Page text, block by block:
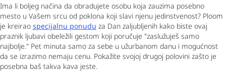
Ima li boljeg načina da obradujete osobu koja zauzima posebno
mesto u Vašem srcu od poklona koji slavi njenu jedinstvenost? Ploom
je kreirao specijalnu ponudu za Dan zaljubljenih kako biste ovaj
praznik ljubavi obeležili gestom koji poručuje "zaslužuješ samo
najbolje." Pet minuta samo za sebe u užurbanom danu i mogućnost
da se izrazimo nemaju cenu. Pokažite svojoj drugoj polovini zašto je
posebna baš takva kava jeste.